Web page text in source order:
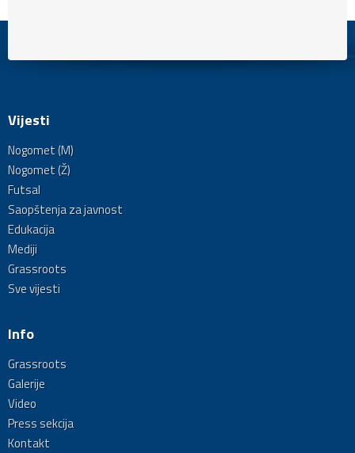
Vijesti
Nogomet (M)
Nogomet (Ž)
Futsal
Saopštenja za javnost
Edukacija
Mediji
Grassroots
Sve vijesti
Info
Grassroots
Galerije
Video
Press sekcija
Kontakt